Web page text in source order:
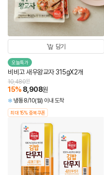
담기
오늘특가
비비고 새우왕교자 315gX2개
10,480원
15% 8,908원
냉동 8/10(월) 이내 도착
최대 15% 중복쿠폰